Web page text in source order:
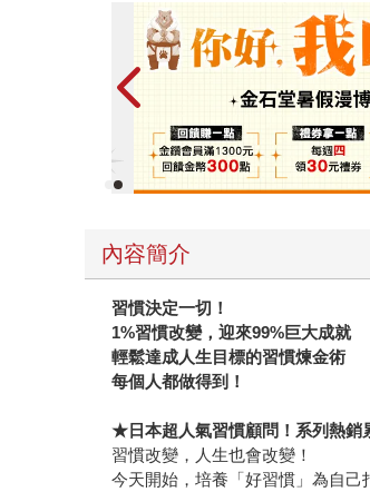
內容簡介
習慣決定一切！
1%習慣改變，迎來99%巨大成就
輕鬆達成人生目標的習慣煉金術
每個人都做得到！
★ 日本超人氣習慣顧問！系列熱銷
習慣改變，人生也會改變！
今天開始，培養「好習慣」為自己